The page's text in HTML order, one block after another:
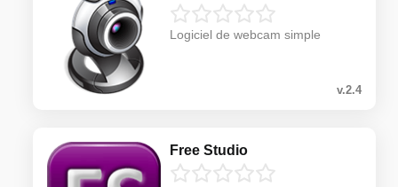
Logiciel de webcam simple
v.2.4
Free Studio